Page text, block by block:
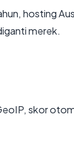
hosting
merek.
skor